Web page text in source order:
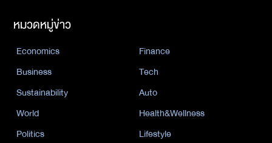
หมวดหมู่ข่าว
Economics
Finance
Business
Tech
Sustainability
Auto
World
Health&Wellness
Politics
Lifestyle